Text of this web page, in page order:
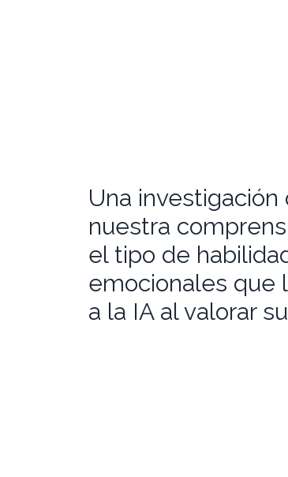
Una
nuestra
el tipo de
emocionales que
a la IA al valorar